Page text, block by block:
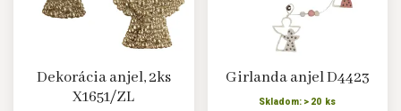
Dekorácia anjel, 2ks
X1651/ZL
Girlanda anjel D4423
Skladom: > 20 ks